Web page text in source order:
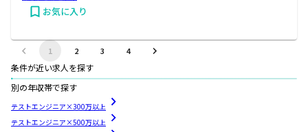
お気に入り
1 2 3 4
条件が近い求人を探す
別の年収帯で探す
テストエンジニア×300万以上
テストエンジニア×500万以上